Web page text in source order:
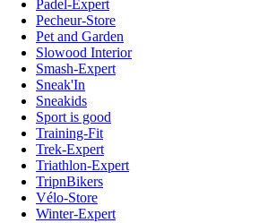
Padel-Expert
Pecheur-Store
Pet and Garden
Slowood Interior
Smash-Expert
Sneak'In
Sneakids
Sport is good
Training-Fit
Trek-Expert
Triathlon-Expert
TripnBikers
Vélo-Store
Winter-Expert